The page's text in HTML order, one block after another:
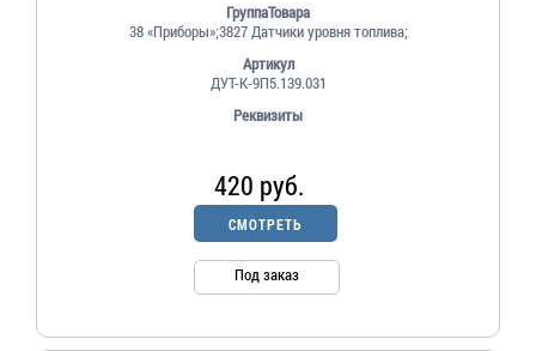
ГруппаТовара
38 «Приборы»;3827 Датчики уровня топлива;
Артикул
ДУТ-К-9П5.139.031
Реквизиты
420 руб.
СМОТРЕТЬ
Под заказ